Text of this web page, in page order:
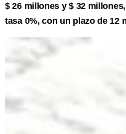
$ 26 millones y $ 32
tasa 0%, con un plazo de 12